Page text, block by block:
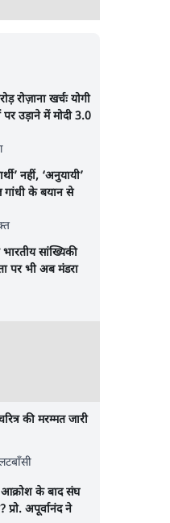
रोज़ाना खर्चः योगी
पर उड़ाने में मोदी 3.0
नहीं, ‘अनुयायी’
गांधी के बयान से
सांख्यिकी
पर भी अब मंडरा
की मरम्मत जारी
के बाद संघ
अपूर्वानंद ने